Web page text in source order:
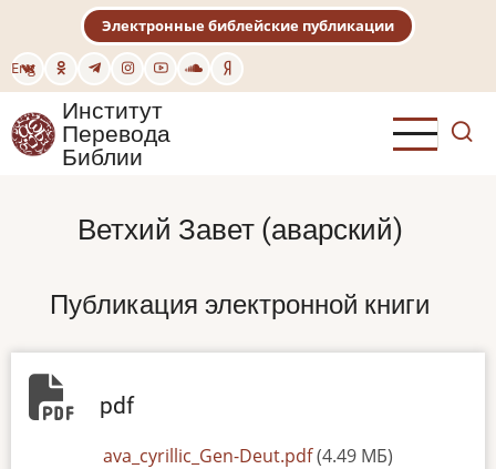
основному
содержанию
Eng
Электронные библейские публикации
Институт
Перевода
Библии
Ветхий Завет (аварский)
Публикация электронной книги
pdf
ava_cyrillic_Gen-Deut.pdf(4.49 МБ)